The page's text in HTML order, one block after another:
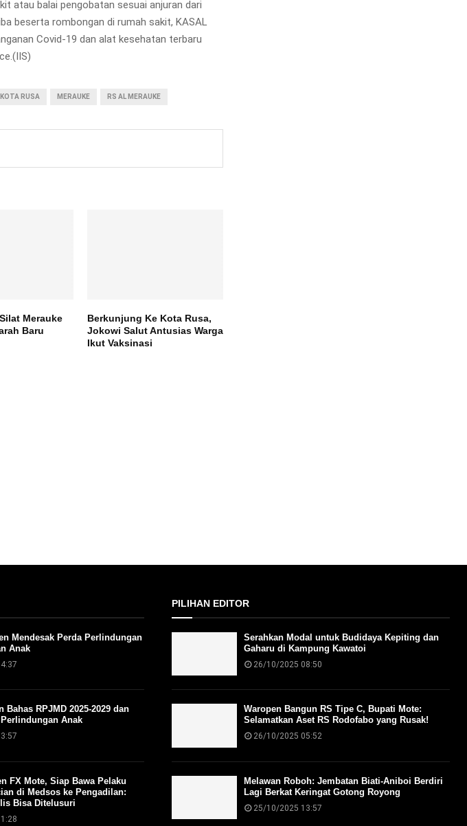
atau balai pengobatan sesuai anjuran dari
beserta rombongan di rumah sakit, KASAL
Covid-19 dan alat kesehatan terbaru
KOTA RUSA MERAUKE RS AL MERAUKE
Merauke
Baru
Berkunjung Ke Kota Rusa,
Jokowi Salut Antusias Warga
Ikut Vaksinasi
Mendesak Perda Perlindungan
Anak
Bahas RPJMD 2025-2029 dan
Anak
FX Mote, Siap Bawa Pelaku
di Medsos ke Pengadilan:
Bisa Ditelusuri
PILIHAN EDITOR
Serahkan Modal untuk Budidaya Kepiting dan
Gaharu di Kampung Kawatoi
26/10/2025 08:50
Waropen Bangun RS Tipe C, Bupati Mote:
Selamatkan Aset RS Rodofabo yang Rusak!
26/10/2025 05:52
Melawan Roboh: Jembatan Biati-Aniboi Berdiri
Lagi Berkat Keringat Gotong Royong
25/10/2025 13:57